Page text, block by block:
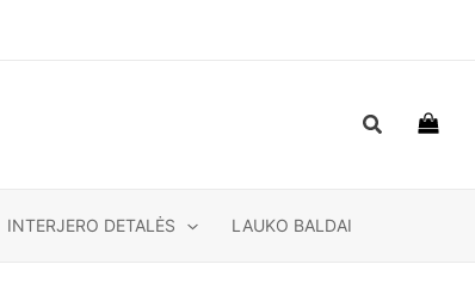
Paieška
INTERJERO DETALĖS LAUKO BALDAI